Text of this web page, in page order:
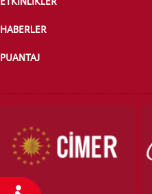
HABERLER
PUANTAJ